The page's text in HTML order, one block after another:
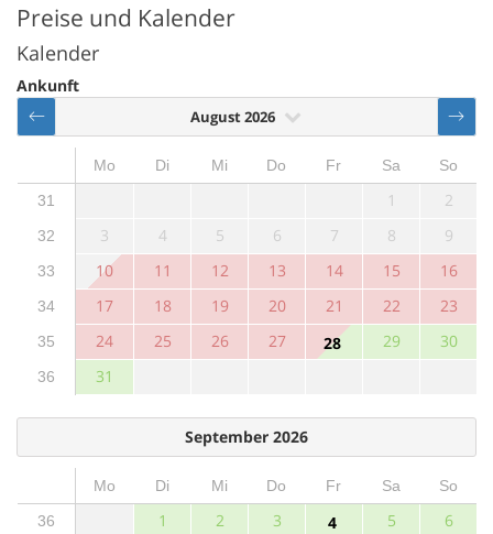
Preise und Kalender
Kalender
Ankunft
August 2026
Mo Di Mi Do Fr Sa
So
31
1 2
32 3 4 5 6 7 8 9
33 10 11 12 13 14 15 16
34 17 18 19 20 21 22 23
35 24 25 26 27 28 29 30
36 31
September 2026
Mo Di Mi Do Fr Sa
So
36
1 2 3 4 5 6